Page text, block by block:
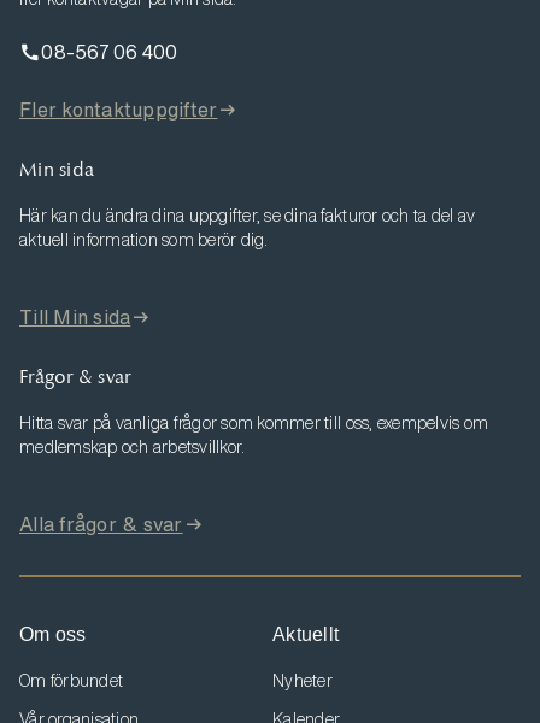
08-567 06 400
Fler kontaktuppgifter
Min sida
Här kan du ändra dina uppgifter, se dina fakturor och ta del av
aktuell information som berör dig.
Till Min sida
Frågor & svar
Hitta svar på vanliga frågor som kommer till oss, exempelvis om
medlemskap och arbetsvillkor.
Alla frågor & svar
Om oss
Om förbundet
Aktuellt
Nyheter